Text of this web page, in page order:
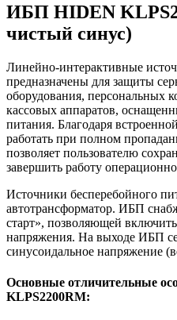
ИБП HIDEN
чистый синус)
Линейно-интерактивные
предназначены для защиты
оборудования, персональных
кассовых аппаратов,
питания. Благодаря
работать при полном
позволяет пользователю
завершить работу
Источники бесперебойного
автотрансформатор. ИБП
старт», позволяющей
напряжения. На выходе ИБП
синусоидальное напряжение
Основные отличительные
KLPS2200RM: